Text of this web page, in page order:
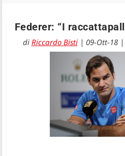
Federer: “I
di Riccardo Bisti| 09-Ott-18|